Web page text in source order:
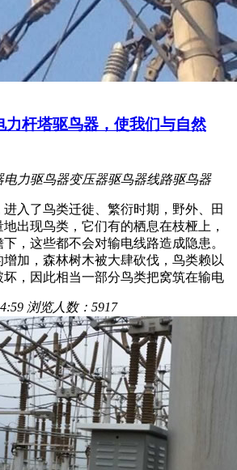
力杆塔驱鸟器，使我们与自然
电力驱鸟器变压器驱鸟器线路驱鸟器
了鸟类迁徙、繁衍时期，野外、田
出现鸟类，它们有的栖息在枝桠上，
，这些都不会对输电线路造成隐患。
增加，森林树木被大肆砍伐，鸟类赖以
，因此相当一部分鸟类把窝筑在输电
浏览人数：5917